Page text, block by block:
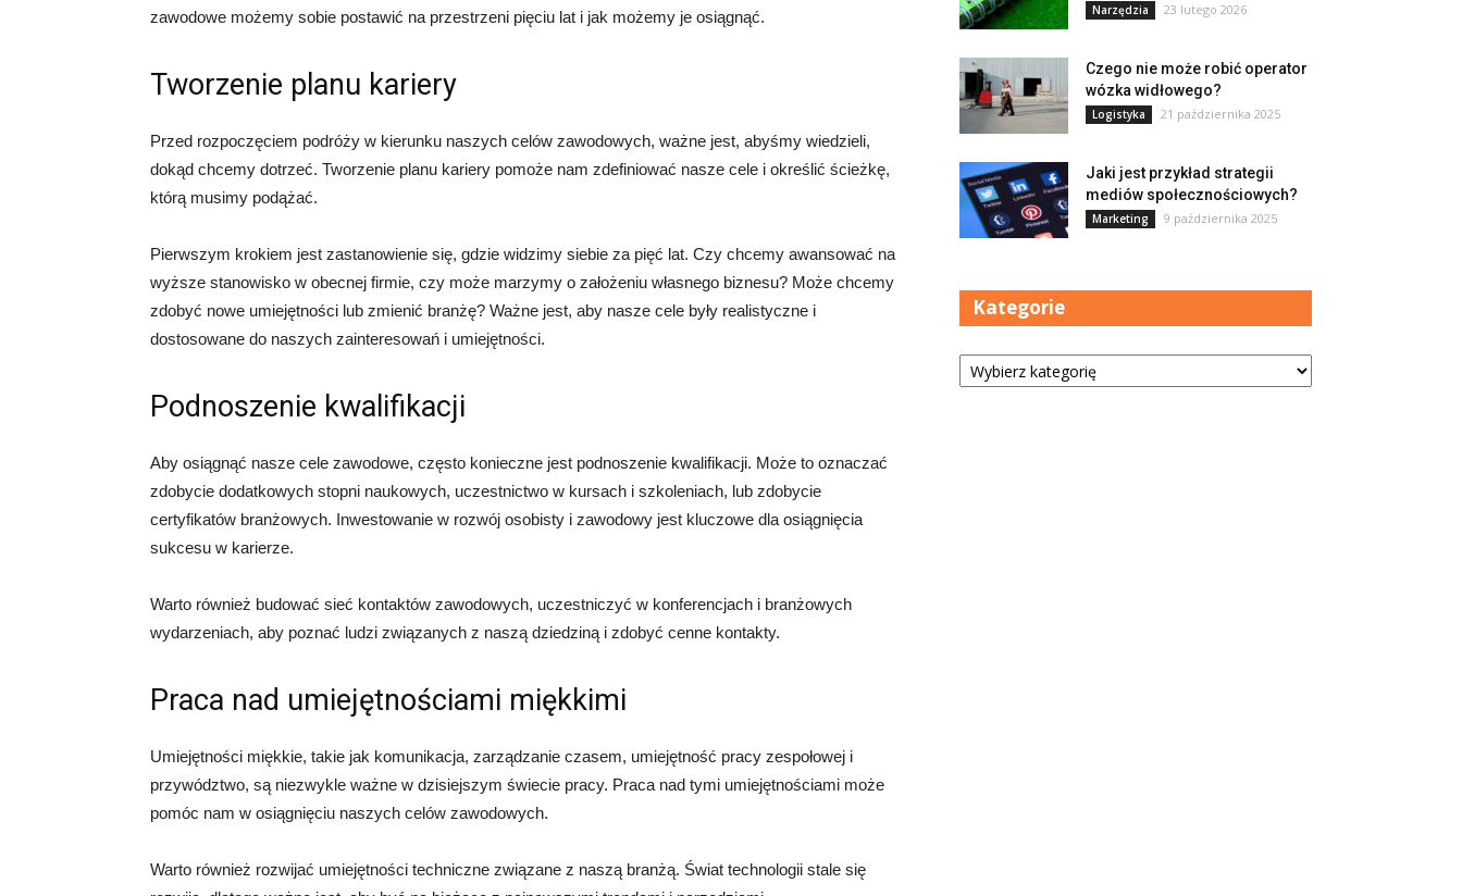
zawodowe możemy sobie postawić na przestrzeni pięciu lat i jak możemy je osiągnąć.
Tworzenie planu kariery
Przed rozpoczęciem podróży w kierunku naszych celów zawodowych, ważne jest, abyśmy wiedzieli,
dokąd chcemy dotrzeć. Tworzenie planu kariery pomoże nam zdefiniować nasze cele i określić ścieżkę,
którą musimy podążać.
Pierwszym krokiem jest zastanowienie się, gdzie widzimy siebie za pięć lat. Czy chcemy awansować na
wyższe stanowisko w obecnej firmie, czy może marzymy o założeniu własnego biznesu? Może chcemy
zdobyć nowe umiejętności lub zmienić branżę? Ważne jest, aby nasze cele były realistyczne i
dostosowane do naszych zainteresowań i umiejętności.
Podnoszenie kwalifikacji
Aby osiągnąć nasze cele zawodowe, często konieczne jest podnoszenie kwalifikacji. Może to oznaczać
zdobycie dodatkowych stopni naukowych, uczestnictwo w kursach i szkoleniach, lub zdobycie
certyfikatów branżowych. Inwestowanie w rozwój osobisty i zawodowy jest kluczowe dla osiągnięcia
sukcesu w karierze.
Warto również budować sieć kontaktów zawodowych, uczestniczyć w konferencjach i branżowych
wydarzeniach, aby poznać ludzi związanych z naszą dziedziną i zdobyć cenne kontakty.
Praca nad umiejętnościami miękkimi
Umiejętności miękkie, takie jak komunikacja, zarządzanie czasem, umiejętność pracy zespołowej i
przywództwo, są niezwykle ważne w dzisiejszym świecie pracy. Praca nad tymi umiejętnościami może
pomóc nam w osiągnięciu naszych celów zawodowych.
Warto również rozwijać umiejętności techniczne związane z naszą branżą. Świat technologii stale się
Narzędzia 23 lutego 2026
Czego nie może robić operator
wózka widłowego?
Logistyka 21 października 2025
Jaki jest przykład strategii
mediów społecznościowych?
Marketing 9 października 2025
Kategorie
Kategorie